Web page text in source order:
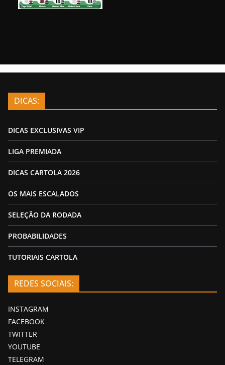
DICAS:
DICAS EXCLUSIVAS VIP
LIGA PREMIADA
DICAS CARTOLA 2026
OS MAIS ESCALADOS
SELEÇÃO DA RODADA
PROBABILIDADES
TUTORIAIS CARTOLA
REDES SOCIAIS:
INSTAGRAM
FACEBOOK
TWITTER
YOUTUBE
TELEGRAM